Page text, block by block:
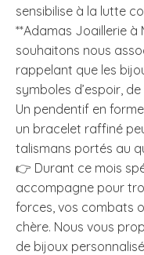
sensibilise à la lutte
**Adamas Joaillerie à
souhaitons nous
rappelant que les
symboles d’espoir,
Un pendentif en
un bracelet raffiné
talismans portés au
👉 Durant ce mois
accompagne pour
forces, vos combats
chère. Nous vous
de bijoux